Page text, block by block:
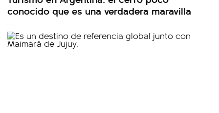
conocido que es una verdadera maravilla